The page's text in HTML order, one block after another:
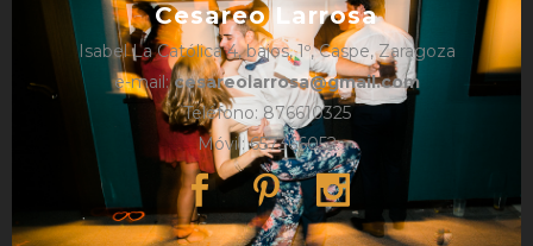
Cesareo Larrosa
Isabel La Católica 4, bajos, 1º, Caspe, Zaragoza
e-mail:cesareolarrosa@gmail.com
Teléfono: 876610325
Móvil: 657366052